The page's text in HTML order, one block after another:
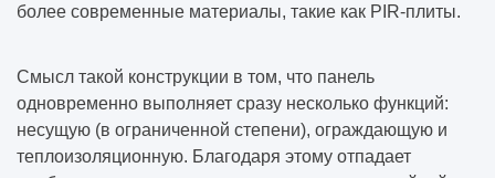
более современные материалы, такие как PIR-плиты.
Смысл такой конструкции в том, что панель
одновременно выполняет сразу несколько функций:
несущую (в ограниченной степени), ограждающую и
теплоизоляционную. Благодаря этому отпадает